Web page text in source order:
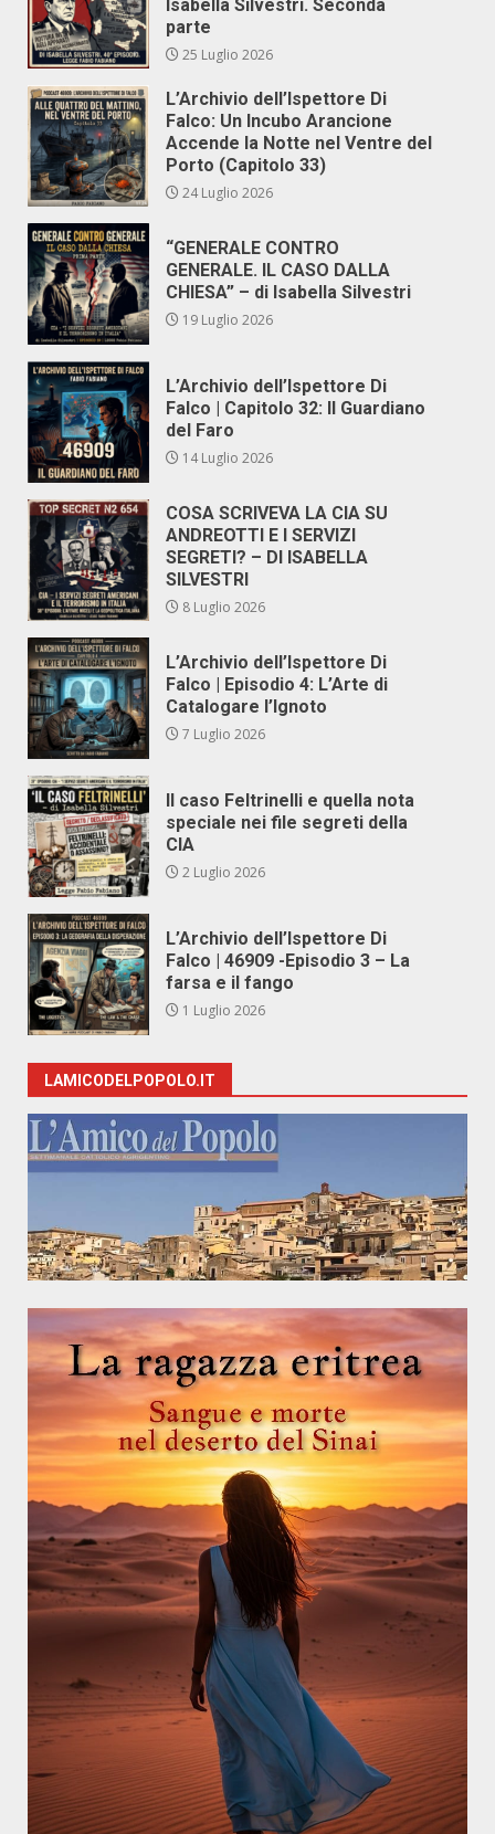
Isabella Silvestri. Seconda
parte
25 Luglio 2026
L’Archivio dell’Ispettore Di
Falco: Un Incubo Arancione
Accende la Notte nel Ventre del
Porto (Capitolo 33)
24 Luglio 2026
“GENERALE CONTRO
GENERALE. IL CASO DALLA
CHIESA” – di Isabella Silvestri
19 Luglio 2026
L’Archivio dell’Ispettore Di
Falco | Capitolo 32: Il Guardiano
del Faro
14 Luglio 2026
COSA SCRIVEVA LA CIA SU
ANDREOTTI E I SERVIZI
SEGRETI? – DI ISABELLA
SILVESTRI
8 Luglio 2026
L’Archivio dell’Ispettore Di
Falco | Episodio 4: L’Arte di
Catalogare l’Ignoto
7 Luglio 2026
Il caso Feltrinelli e quella nota
speciale nei file segreti della
CIA
2 Luglio 2026
L’Archivio dell’Ispettore Di
Falco | 46909 -Episodio 3 – La
farsa e il fango
1 Luglio 2026
LAMICODELPOPOLO.IT